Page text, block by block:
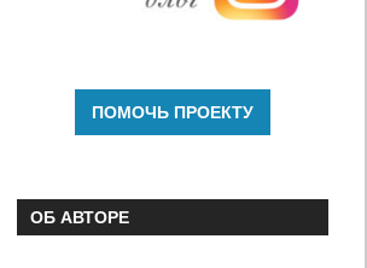
ОБ АВТОРЕ